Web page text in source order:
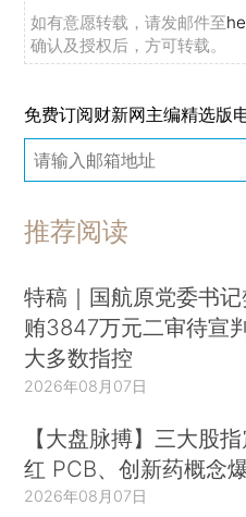
如有意愿转载，请发邮件至
确认及授权后，方可转载。
免费订阅财新网主编精选版
推荐阅读
特稿｜国航原党委书
贿3847万元二审待宣
大多数指控
2026年08月07日
【大盘脉搏】三大股
红 PCB、创新药概念
2026年08月07日